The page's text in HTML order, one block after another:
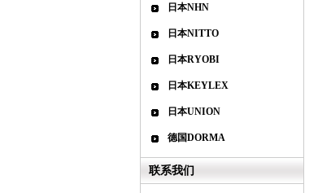
日本NHN
日本NITTO
日本RYOBI
日本KEYLEX
日本UNION
德国DORMA
联系我们